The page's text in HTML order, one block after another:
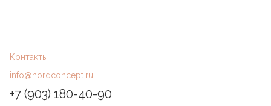
Контакты
info@nordconcept.ru
+7 (903) 180-40-90